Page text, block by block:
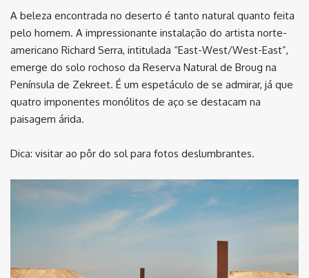
A beleza encontrada no deserto é tanto natural quanto feita
pelo homem. A impressionante instalação do artista norte-
americano Richard Serra, intitulada “East-West/West-East”,
emerge do solo rochoso da Reserva Natural de Broug na
Península de Zekreet. É um espetáculo de se admirar, já que
quatro imponentes monólitos de aço se destacam na
paisagem árida.
Dica: visitar ao pôr do sol para fotos deslumbrantes.